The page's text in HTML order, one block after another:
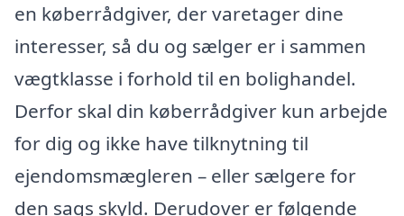
en køberrådgiver, der varetager dine
interesser, så du og sælger er i sammen
vægtklasse i forhold til en bolighandel.
Derfor skal din køberrådgiver kun arbejde
for dig og ikke have tilknytning til
ejendomsmægleren – eller sælgere for
den sags skyld. Derudover er følgende